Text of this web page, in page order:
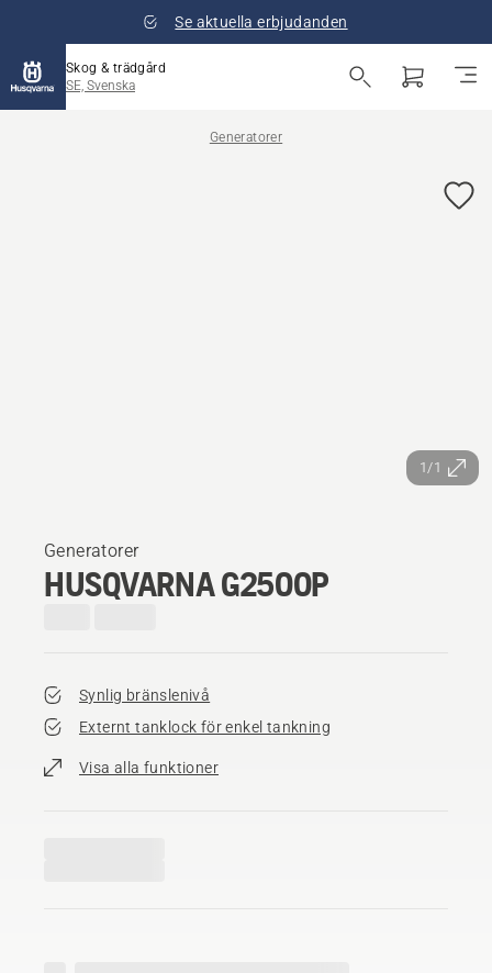
Se aktuella erbjudanden
Skog & trädgård
SE, Svenska
Generatorer
1/1
Generatorer
HUSQVARNA G2500P
Synlig bränslenivå
Externt tanklock för enkel tankning
Visa alla funktioner